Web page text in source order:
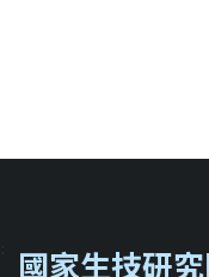
國家生技研